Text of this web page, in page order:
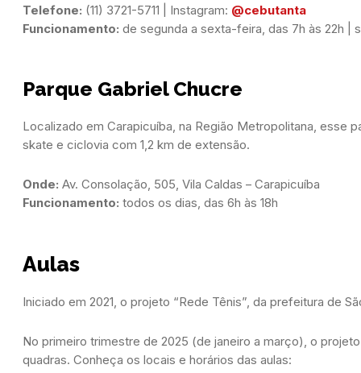
Telefone: (11) 3721-5711 | Instagram: @cebutanta
Funcionamento: de segunda a sexta-feira, das 7h às 22h |
Parque Gabriel Chucre
Localizado em Carapicuíba, na Região Metropolitana, esse
skate e ciclovia com 1,2 km de extensão.
Onde:
Funcionamento: todos os dias, das 6h às 18h
Aulas
Iniciado em 2021, o projeto “Rede Tênis”, da prefeitura de
No primeiro trimestre de 2025 (de janeiro a março), o
quadras. Conheça os locais e horários das aulas: